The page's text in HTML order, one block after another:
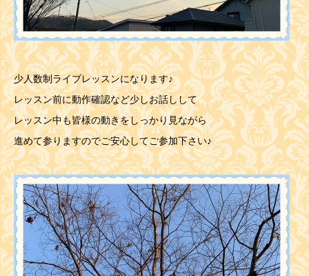
少人数制ライブレッスンになります♪
レッスン前に動作確認など少しお話しして
レッスン中も皆様の動きをしっかり見ながら
進めて参りますのでご安心してご参加下さい♪